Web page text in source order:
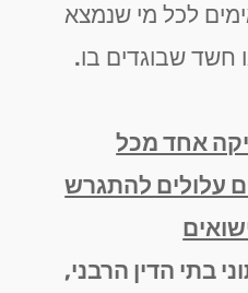
לכל מי שנמצא
חשד שבוגדים בו.
אחד מכל
עלולים להתגרש
בתי הדין הרבני,